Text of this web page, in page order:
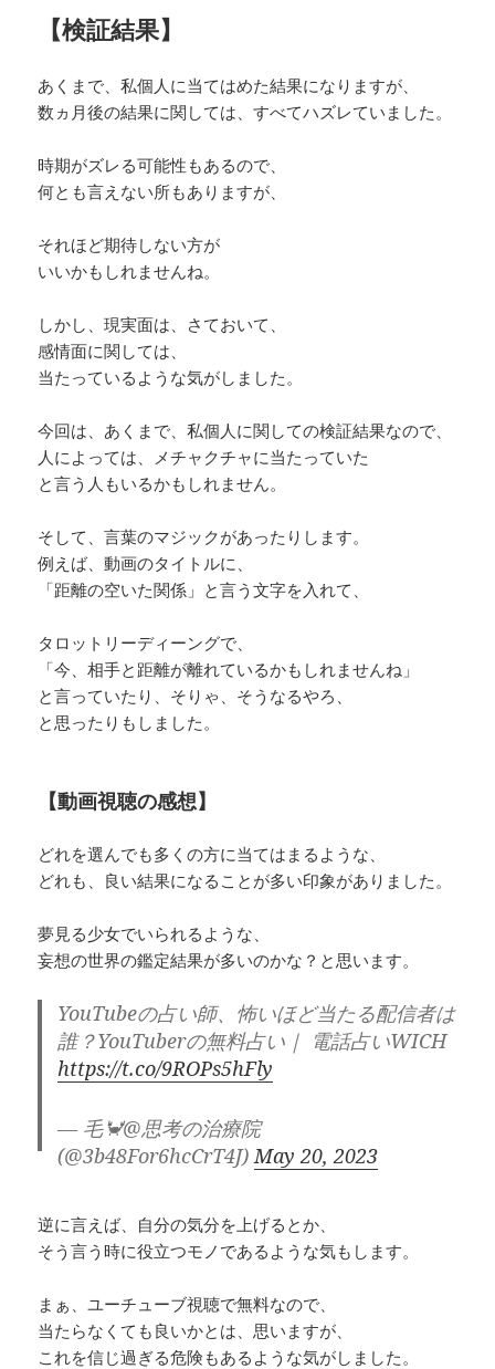
【検証結果】
あくまで、私個人に当てはめた結果になりますが、
数ヵ月後の結果に関しては、すべてハズレていました。
時期がズレる可能性もあるので、
何とも言えない所もありますが、
それほど期待しない方が
いいかもしれませんね。
しかし、現実面は、さておいて、
感情面に関しては、
当たっているような気がしました。
今回は、あくまで、私個人に関しての検証結果なので、
人によっては、メチャクチャに当たっていた
と言う人もいるかもしれません。
そして、言葉のマジックがあったりします。
例えば、動画のタイトルに、
「距離の空いた関係」と言う文字を入れて、
タロットリーディーングで、
「今、相手と距離が離れているかもしれませんね」
と言っていたり、そりゃ、そうなるやろ、
と思ったりもしました。
【動画視聴の感想】
どれを選んでも多くの方に当てはまるような、
どれも、良い結果になることが多い印象がありました。
夢見る少女でいられるような、
妄想の世界の鑑定結果が多いのかな？と思います。
YouTubeの占い師、怖いほど当たる配信者は
誰？YouTuberの無料占い｜ 電話占いWICH
https://t.co/9ROPs5hFly
— 毛🦀@思考の治療院
(@3b48For6hcCrT4J) May 20, 2023
逆に言えば、自分の気分を上げるとか、
そう言う時に役立つモノであるような気もします。
まぁ、ユーチューブ視聴で無料なので、
当たらなくても良いかとは、思いますが、
これを信じ過ぎる危険もあるような気がしました。